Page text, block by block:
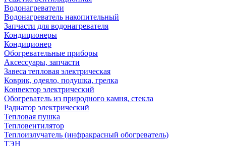
Водонагреватели
Водонагреватель накопительный
Запчасти для водонагревателя
Кондиционеры
Кондиционер
Обогревательные приборы
Аксессуары, запчасти
Завеса тепловая электрическая
Коврик, одеяло, подушка, грелка
Конвектор электрический
Обогреватель из природного камня, стекла
Радиатор электрический
Тепловая пушка
Тепловентилятор
Теплоизлучатель (инфракрасный обогреватель)
ТЭН